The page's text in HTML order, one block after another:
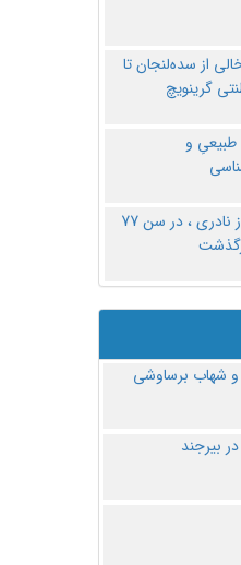
از سده‌لنجان تا
گرینویچ
و
دکتر فیروز نادری ، در سن 77
شهاب برساوشی
بیرجند